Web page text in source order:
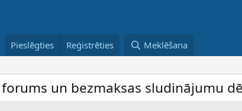
Pieslēgties Reģistrēties Meklēšana
bezmaksas sludinājumu dēlis –